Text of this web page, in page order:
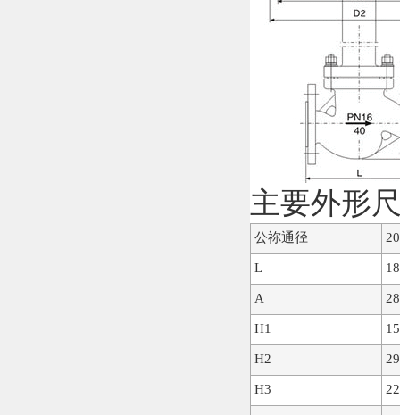
主要外形
公祢通径 20
L
A
H1
H2
H3